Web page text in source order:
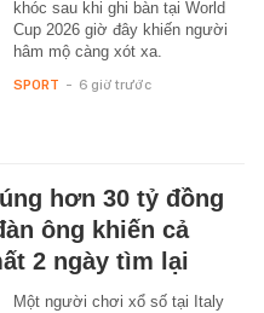
khóc sau khi ghi bàn tại World
Cup 2026 giờ đây khiến người
hâm mộ càng xót xa.
SPORT - 6 giờ trước
hơn 30 tỷ đồng
ông khiến cả
2 ngày tìm lại
Một người chơi xổ số tại Italy